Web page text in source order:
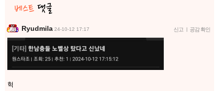
Ryudmila 24-10-12 17:17 신고 | 공감 확인
헉